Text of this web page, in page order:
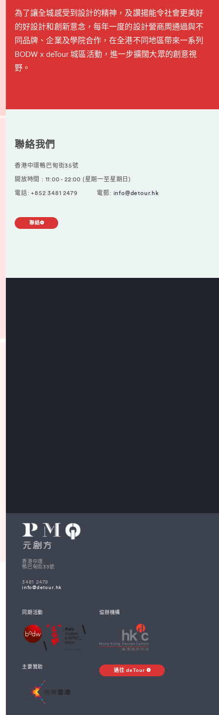
為了讓全城感受到設計的精神，及讚揚能令社會更美好
的好設計和創新意念，每年一度的設計營商周通過與不
同品牌、企業及學院合作，在全港不同地區帶來一系列
BODW x deTour 城區活動，進一步擴闊大眾的創意視
野。
聯絡我們
香港中環鴨巴甸街35號
開放時間 : 11:00 - 22:00 (星期一至星期日)
電話: +852 3481 2479 電郵: info@detour.hk
聯絡
香港中環
鴨巴甸街35號
3481 2479
info@detour.hk
同期活動 協辦機構
主要贊助
過往 deTour